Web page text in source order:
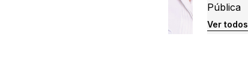
Pública
Ver todos